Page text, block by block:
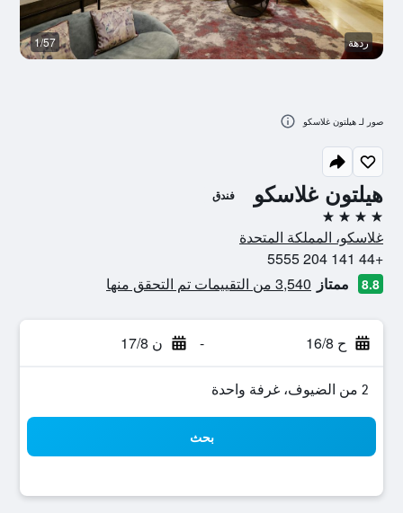
هيلتون غلاسكو فندق
4 نجوم
غلاسكو، المملكة المتحدة
+44 141 204 5555
8.8 ممتاز 3,540 من التقييمات تم التحقق منها
ح 16/8 - ن 17/8
2 من الضيوف، غرفة واحدة
بحث
ردهة 1/57
صور لـ هيلتون غلاسكو